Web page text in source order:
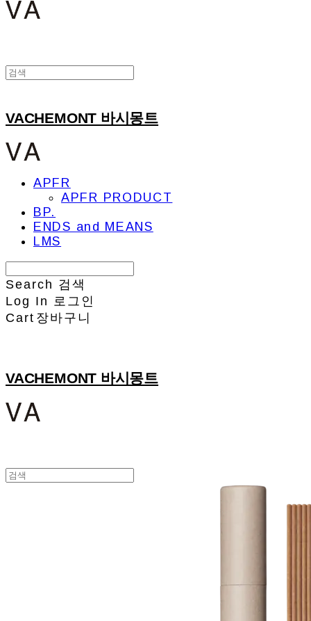
VACHEMONT 바시몽트
APFR
APFR PRODUCT
BP.
ENDS and MEANS
LMS
Search 검색
Log In 로그인
Cart 장바구니
VACHEMONT 바시몽트